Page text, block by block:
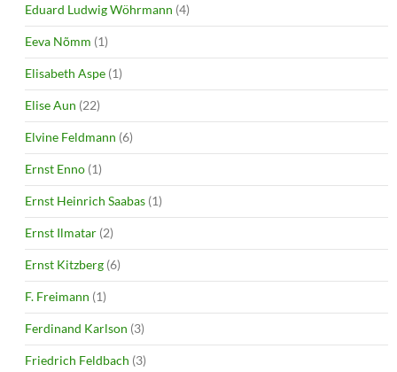
Eduard Ludwig Wöhrmann (4)
Eeva Nõmm (1)
Elisabeth Aspe (1)
Elise Aun (22)
Elvine Feldmann (6)
Ernst Enno (1)
Ernst Heinrich Saabas (1)
Ernst Ilmatar (2)
Ernst Kitzberg (6)
F. Freimann (1)
Ferdinand Karlson (3)
Friedrich Feldbach (3)